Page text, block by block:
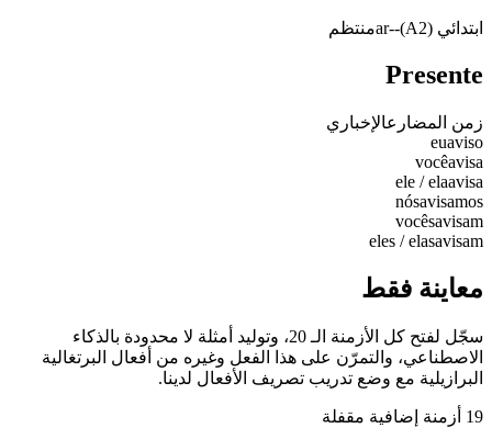
ابتدائي (A2) -
-ar منتظم
Presente
زمن المضارعالإخباري
euaviso
vocêavisa
ele / elaavisa
nósavisamos
vocêsavisam
eles / elasavisam
معاينة فقط
سجّل لفتح كل الأزمنة الـ 20، وتوليد أمثلة لا محدودة بالذكاء
الاصطناعي، والتمرّن على هذا الفعل وغيره من أفعال البرتغالية
البرازيلية مع وضع تدريب تصريف الأفعال لدينا.
19 أزمنة إضافية مقفلة